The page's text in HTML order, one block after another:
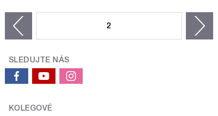
2
SLEDUJTE NÁS
KOLEGOVÉ